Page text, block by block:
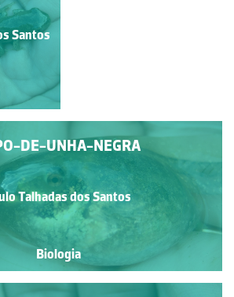
Santos
DE-UNHA-NEGRA
Talhadas dos Santos
Biologia
Santos